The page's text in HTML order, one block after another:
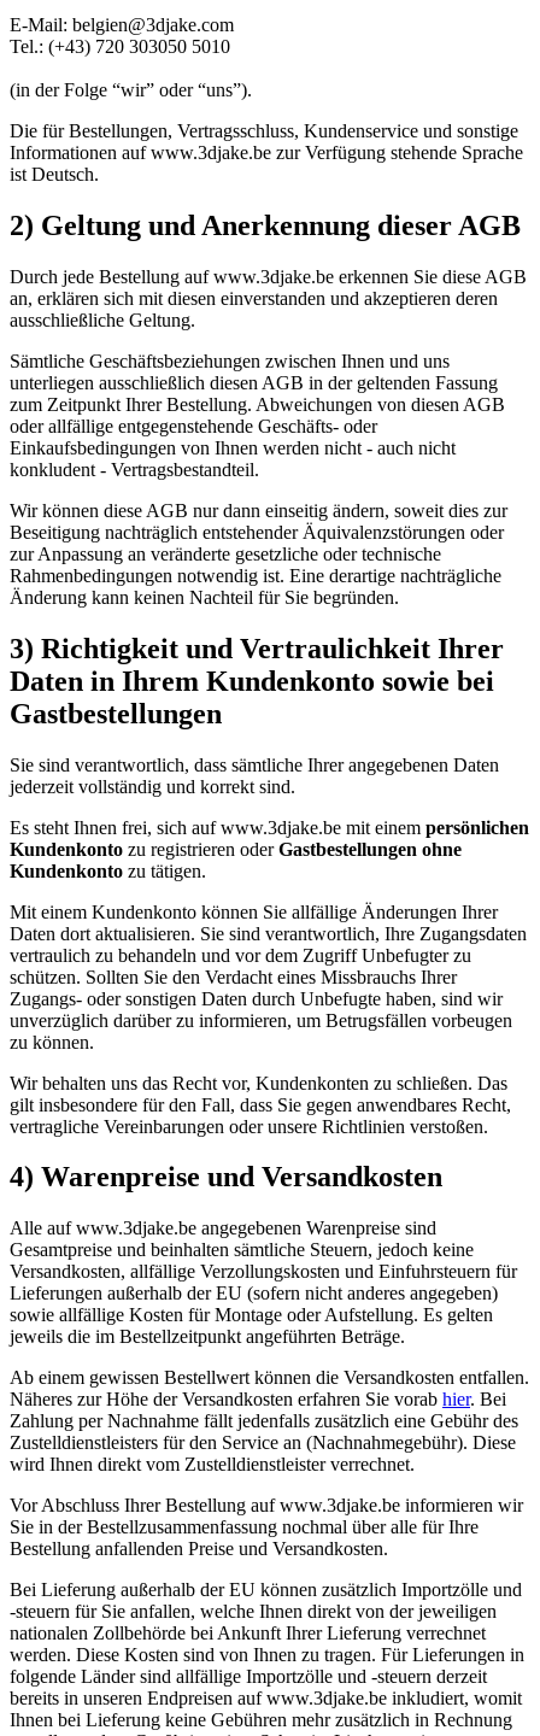
E-Mail: belgien@3djake.com
Tel.: (+43) 720 303050 5010
(in der Folge “wir” oder “uns”).
Die für Bestellungen, Vertragsschluss, Kundenservice und sonstige
Informationen auf www.3djake.be zur Verfügung stehende Sprache
ist Deutsch.
2) Geltung und Anerkennung dieser AGB
Durch jede Bestellung auf www.3djake.be erkennen Sie diese AGB
an, erklären sich mit diesen einverstanden und akzeptieren deren
ausschließliche Geltung.
Sämtliche Geschäftsbeziehungen zwischen Ihnen und uns
unterliegen ausschließlich diesen AGB in der geltenden Fassung
zum Zeitpunkt Ihrer Bestellung. Abweichungen von diesen AGB
oder allfällige entgegenstehende Geschäfts- oder
Einkaufsbedingungen von Ihnen werden nicht - auch nicht
konkludent - Vertragsbestandteil.
Wir können diese AGB nur dann einseitig ändern, soweit dies zur
Beseitigung nachträglich entstehender Äquivalenzstörungen oder
zur Anpassung an veränderte gesetzliche oder technische
Rahmenbedingungen notwendig ist. Eine derartige nachträgliche
Änderung kann keinen Nachteil für Sie begründen.
3) Richtigkeit und Vertraulichkeit Ihrer
Daten in Ihrem Kundenkonto sowie bei
Gastbestellungen
Sie sind verantwortlich, dass sämtliche Ihrer angegebenen Daten
jederzeit vollständig und korrekt sind.
Es steht Ihnen frei, sich auf www.3djake.be mit einem persönlichen
Kundenkonto zu registrieren oderGastbestellungen ohne
Kundenkonto zu tätigen.
Mit einem Kundenkonto können Sie allfällige Änderungen Ihrer
Daten dort aktualisieren. Sie sind verantwortlich, Ihre Zugangsdaten
vertraulich zu behandeln und vor dem Zugriff Unbefugter zu
schützen. Sollten Sie den Verdacht eines Missbrauchs Ihrer
Zugangs- oder sonstigen Daten durch Unbefugte haben, sind wir
unverzüglich darüber zu informieren, um Betrugsfällen vorbeugen
zu können.
Wir behalten uns das Recht vor, Kundenkonten zu schließen. Das
gilt insbesondere für den Fall, dass Sie gegen anwendbares Recht,
vertragliche Vereinbarungen oder unsere Richtlinien verstoßen.
4) Warenpreise und Versandkosten
Alle auf www.3djake.be angegebenen Warenpreise sind
Gesamtpreise und beinhalten sämtliche Steuern, jedoch keine
Versandkosten, allfällige Verzollungskosten und Einfuhrsteuern für
Lieferungen außerhalb der EU (sofern nicht anderes angegeben)
sowie allfällige Kosten für Montage oder Aufstellung. Es gelten
jeweils die im Bestellzeitpunkt angeführten Beträge.
Ab einem gewissen Bestellwert können die Versandkosten entfallen.
Näheres zur Höhe der Versandkosten erfahren Sie vorab hier. Bei
Zahlung per Nachnahme fällt jedenfalls zusätzlich eine Gebühr des
Zustelldienstleisters für den Service an (Nachnahmegebühr). Diese
wird Ihnen direkt vom Zustelldienstleister verrechnet.
Vor Abschluss Ihrer Bestellung auf www.3djake.be informieren wir
Sie in der Bestellzusammenfassung nochmal über alle für Ihre
Bestellung anfallenden Preise und Versandkosten.
Bei Lieferung außerhalb der EU können zusätzlich Importzölle und
-steuern für Sie anfallen, welche Ihnen direkt von der jeweiligen
nationalen Zollbehörde bei Ankunft Ihrer Lieferung verrechnet
werden. Diese Kosten sind von Ihnen zu tragen. Für Lieferungen in
folgende Länder sind allfällige Importzölle und -steuern derzeit
bereits in unseren Endpreisen auf www.3djake.be inkludiert, womit
Ihnen bei Lieferung keine Gebühren mehr zusätzlich in Rechnung